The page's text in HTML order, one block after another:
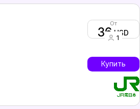
От
36 USD
1
Купить